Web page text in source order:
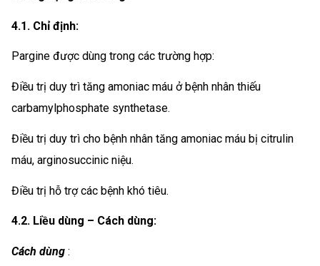
4.1. Chỉ định:
Pargine được dùng trong các trường hợp:
Điều trị duy trì tăng amoniac máu ở bệnh nhân thiếu
carbamylphosphate synthetase.
Điều trị duy trì cho bệnh nhân tăng amoniac máu bị citrulin
máu, arginosuccinic niệu.
Điều trị hỗ trợ các bệnh khó tiêu.
4.2. Liều dùng – Cách dùng:
Cách dùng :